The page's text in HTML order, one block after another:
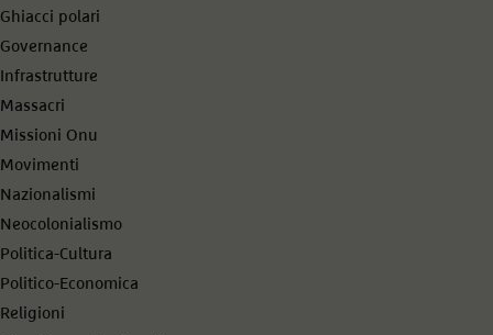
Ghiacci polari
Governance
Infrastrutture
Massacri
Missioni Onu
Movimenti
Nazionalismi
Neocolonialismo
Politica-Cultura
Politico-Economica
Religioni